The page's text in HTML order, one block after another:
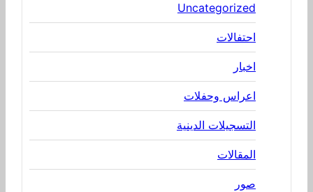
Uncategorized
احتفالات
اخبار
اعراس وحفلات
التسجيلات الدينية
المقالات
صور